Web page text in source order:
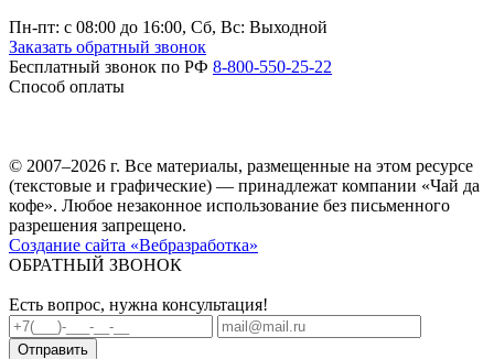
Пн-пт: c 08:00 до 16:00, Сб, Вс: Выходной
Заказать обратный звонок
Бесплатный звонок по РФ 8-800-550-25-22
Способ оплаты
© 2007–2026 г. Все материалы, размещенные на этом ресурсе
(текстовые и графические) — принадлежат компании «Чай да
кофе». Любое незаконное использование без письменного
разрешения запрещено.
Создание сайта «Вебразработка»
ОБРАТНЫЙ ЗВОНОК
Есть вопрос, нужна консультация!